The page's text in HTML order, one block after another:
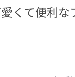
愛くて便利